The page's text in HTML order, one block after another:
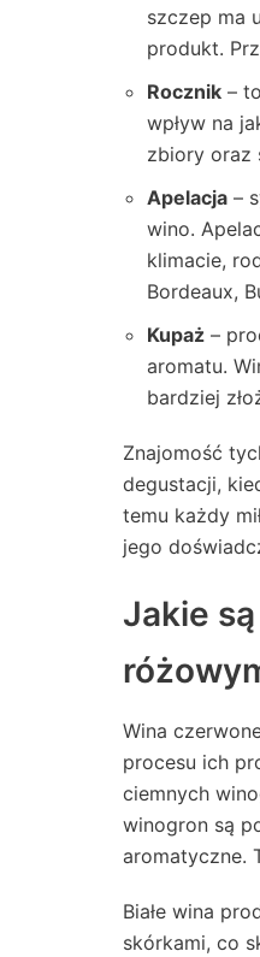
szczep ma
produkt.
Rocznik –
wpływ na
zbiory oraz
Apelacja –
wino.
klimacie,
Bordeaux,
Kupaż –
aromatu.
bardziej
Znajomość
degustacji,
temu każdy
jego
Jakie
Wina
procesu ich
ciemnych
winogron są
aromatyczne.
Białe wina
skórkami, co